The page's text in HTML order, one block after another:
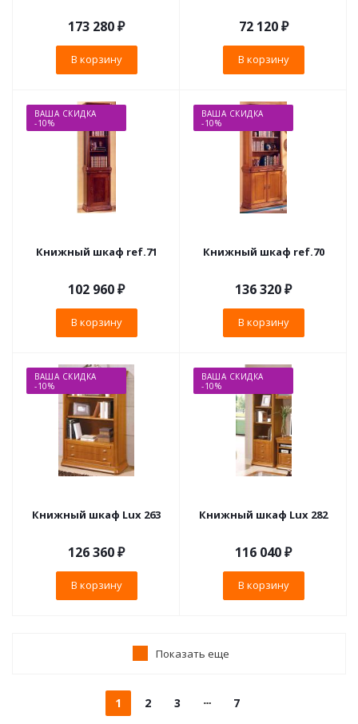
173 280₽
В корзину
72 120₽
В корзину
ВАША СКИДКА
-10%
Книжный шкаф ref.71
102 960₽
В корзину
ВАША СКИДКА
-10%
Книжный шкаф ref.70
136 320₽
В корзину
ВАША СКИДКА
-10%
Книжный шкаф Lux 263
126 360₽
В корзину
ВАША СКИДКА
-10%
Книжный шкаф Lux 282
116 040₽
В корзину
Показать еще
1 2 3 7